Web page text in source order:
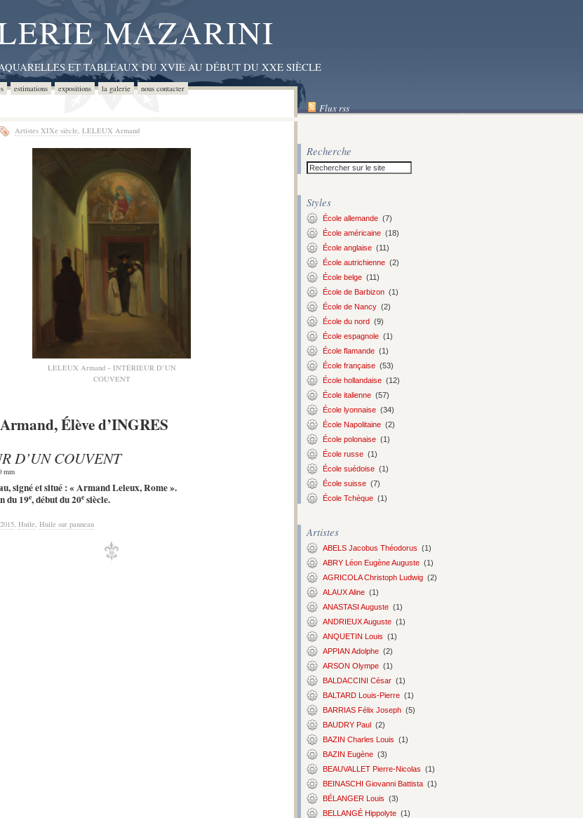
MAZARINI
ET TABLEAUX DU XVIE AU DÉBUT DU XXE SIÈCLE
estimations expositions la galerie nous contacter
Flux rss
Artistes XIXe siècle, LELEUX Armand
LELEUX Armand – INTÉRIEUR D’UN
COUVENT
Élève d’INGRES
D’UN COUVENT
mm
signé et situé : « Armand Leleux, Rome ».
du 19e, début du 20e siècle.
Huile Huile sur panneau
Recherche
Styles
École allemande (7)
École américaine (18)
École anglaise (11)
École autrichienne (2)
École belge (11)
École de Barbizon (1)
École de Nancy (2)
École du nord (9)
École espagnole (1)
École flamande (1)
École française (53)
École hollandaise (12)
École italienne (57)
École lyonnaise (34)
École Napolitaine (2)
École polonaise (1)
École russe (1)
École suédoise (1)
École suisse (7)
École Tchèque (1)
Artistes
ABELS Jacobus Théodorus (1)
ABRY Léon Eugène Auguste (1)
AGRICOLA Christoph Ludwig (2)
ALAUX Aline (1)
ANASTASI Auguste (1)
ANDRIEUX Auguste (1)
ANQUETIN Louis (1)
APPIAN Adolphe (2)
ARSON Olympe (1)
BALDACCINI César (1)
BALTARD Louis-Pierre (1)
BARRIAS Félix Joseph (5)
BAUDRY Paul (2)
BAZIN Charles Louis (1)
BAZIN Eugène (3)
BEAUVALLET Pierre-Nicolas (1)
BEINASCHI Giovanni Battista (1)
BÉLANGER Louis (3)
BELLANGÉ Hippolyte (1)